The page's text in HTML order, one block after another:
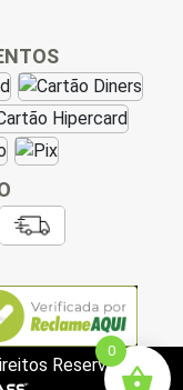
Reservados.
0